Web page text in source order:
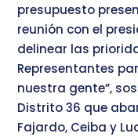
presupuesto
reunión con el
delinear las
Representantes
nuestra gente”,
Distrito 36 que
Fajardo, Ceiba y